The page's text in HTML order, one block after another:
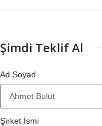
Şimdi Teklif Al
Ad Soyad
Şirket İsmi